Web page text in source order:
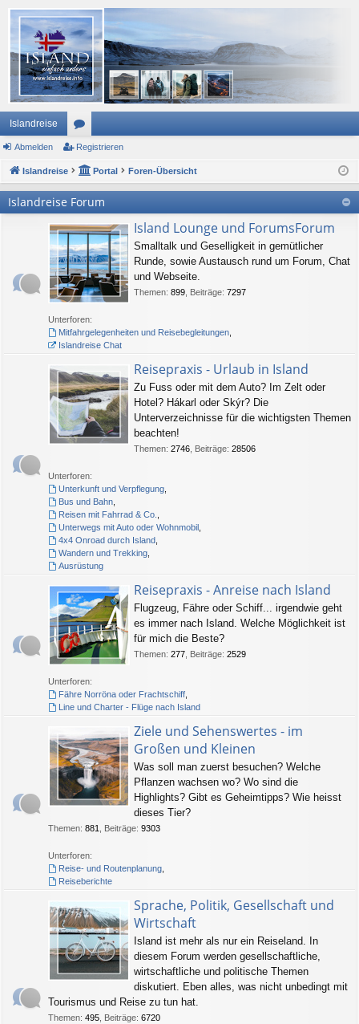
Islandreise
or
en
Abmelden Registrieren
Islandreise Portal Foren-Übersicht
Islandreise Forum
Island Lounge und ForumsForum
Smalltalk und Geselligkeit in gemütlicher
Runde, sowie Austausch rund um Forum, Chat
und Webseite.
Themen: 899 Beiträge: 7297
Unterforen:
Mitfahrgelegenheiten und Reisebegleitungen,
Islandreise Chat
Reisepraxis - Urlaub in Island
Zu Fuss oder mit dem Auto? Im Zelt oder
Hotel? Hákarl oder Skýr? Die
Unterverzeichnisse für die wichtigsten Themen
beachten!
Themen: 2746 Beiträge: 28506
Unterforen:
Unterkunft und Verpflegung,
Bus und Bahn,
Reisen mit Fahrrad & Co.
Unterwegs mit Auto oder Wohnmobil,
4x4 Onroad durch Island,
Wandern und Trekking,
Ausrüstung
Reisepraxis - Anreise nach Island
Flugzeug, Fähre oder Schiff... irgendwie geht
es immer nach Island. Welche Möglichkeit ist
für mich die Beste?
Themen: 277 Beiträge: 2529
Unterforen:
Fähre Norröna oder Frachtschiff,
Line und Charter - Flüge nach Island
Ziele und Sehenswertes - im
Großen und Kleinen
Was soll man zuerst besuchen? Welche
Pflanzen wachsen wo? Wo sind die
Highlights? Gibt es Geheimtipps? Wie heisst
dieses Tier?
Themen: 881 Beiträge: 9303
Unterforen:
Reise- und Routenplanung,
Reiseberichte
Sprache, Politik, Gesellschaft und
Wirtschaft
Island ist mehr als nur ein Reiseland. In
diesem Forum werden gesellschaftliche,
wirtschaftliche und politische Themen
diskutiert. Eben alles, was nicht unbedingt mit
Tourismus und Reise zu tun hat.
Themen: 495 Beiträge: 6720